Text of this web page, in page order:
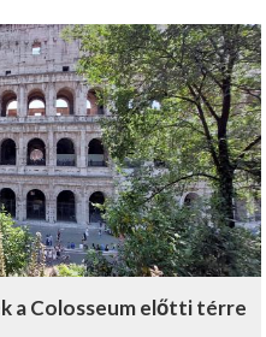
a Colosseum előtti térre